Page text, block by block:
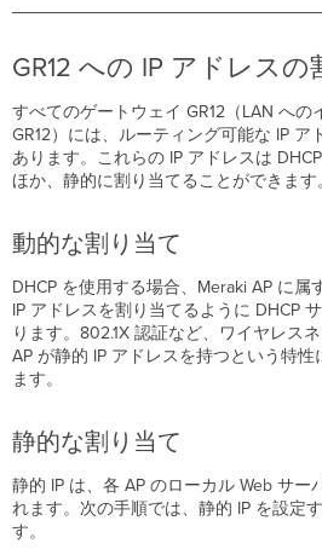
検
と
ネ
ッ
ト
ワ
ー
バ
ッ
ジ
の
テ
ト
ラ
ブ
ル
シ
GR12 への IP アドレスの
すべてのゲートウェイ GR12（LAN への
GR12）には、ルーティング可能な IP
あります。これらの IP アドレスは
ほか、静的に割り当てることができます
動的な割り当て
DHCP を使用する場合、Meraki AP に属
IP アドレスを割り当てるように DHCP
ります。802.1X 認証など、ワイヤレス
AP が静的 IP アドレスを持つという特
ます。
静的な割り当て
静的 IP は、各 AP のローカル Web サー
れます。次の手順では、静的 IP を設定
す。